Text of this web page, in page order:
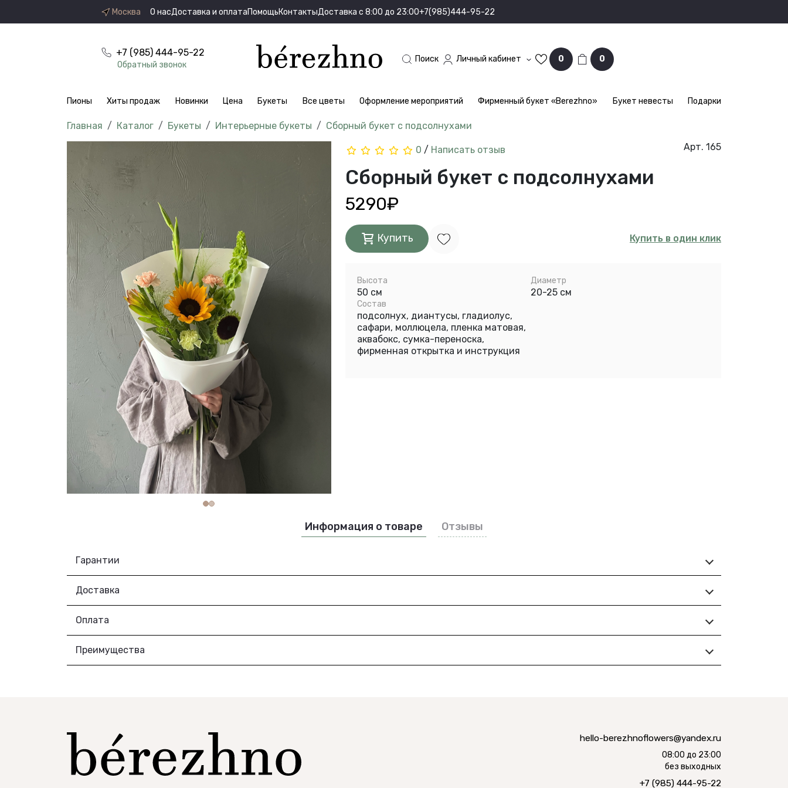
Москва О насДоставка и оплатаПомощьКонтактыДоставка с 8:00 до 23:00+7(985)444-95-22
+7 (985) 444-95-22
Обратный звонок
Поиск Личный кабинет 0 0
Пионы Хиты продаж Новинки Цена Букеты Все цветы Оформление мероприятий Фирменный букет «Berezhno» Букет невесты Подарки
Каталог Букеты Интерьерные букеты Сборный букет с подсолнухами
0 / Написать отзыв Арт. 165
Сборный букет с подсолнухами
5290₽
Купить Купить в один клик
Высота
50 см
Диаметр
20-25 см
Состав
подсолнух, диантусы, гладиолус,
сафари, моллюцела, пленка матовая,
аквабокс, сумка-переноска,
фирменная открытка и инструкция
Информация о товаре Отзывы
Гарантии
Доставка
Оплата
Преимущества
hello-berezhnoflowers@yandex.ru
08:00 до 23:00
без выходных
+7 (985) 444-95-22